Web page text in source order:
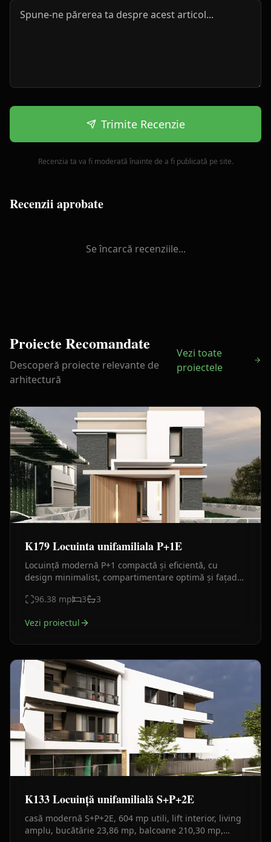
Trimite Recenzie
Recenzia ta va fi moderată înainte de a fi publicată pe site.
Recenzii aprobate
Se încarcă recenziile...
Proiecte Recomandate
Descoperă proiecte relevante de
arhitectură
Vezi toate
proiectele
K179 Locuinta unifamiliala P+1E
Locuință modernă P+1 compactă și eficientă, cu
design minimalist, compartimentare optimă și fațade
96.38 mp 3 3
Vezi proiectul
K133 Locuință unifamilială S+P+2E
casă modernă S+P+2E, 604 mp utili, lift interior, living
amplu, bucătărie 23,86 mp, balcoane 210,30 mp,